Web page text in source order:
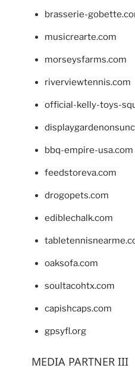
brasserie-
musicrearte.com
morseysfarms.com
riverviewtennis.com
official-kelly-toys-
bbq-empire-usa.com
feedstoreva.com
drogopets.com
ediblechalk.com
oaksofa.com
soultacohtx.com
capishcaps.com
gpsyfl.org
MEDIA PARTNER III